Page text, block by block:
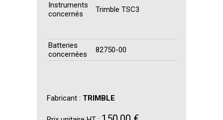
Instruments
concernés
Trimble TSC3
Batteries
concernées
82750-00
Fabricant : TRIMBLE